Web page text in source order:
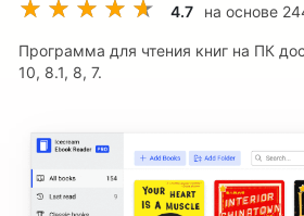
4.7 на основе
Программа для чтения книг на ПК
10, 8.1, 8, 7.